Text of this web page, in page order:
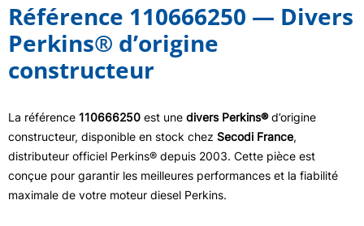
Référence 110666250 — Divers
Perkins® d’origine
constructeur
La référence 110666250 est une divers Perkins®d’origine
constructeur, disponible en stock chez Secodi France,
distributeur officiel Perkins® depuis 2003. Cette pièce est
conçue pour garantir les meilleures performances et la fiabilité
maximale de votre moteur diesel Perkins.